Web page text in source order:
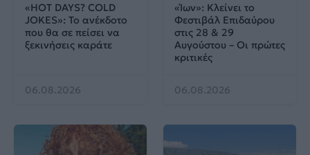
«HOT DAYS? COLD
JOKES»: Το ανέκδοτο
που θα σε πείσει να
ξεκινήσεις καράτε
06.08.2026
«Ίων»: Κλείνει το
Φεστιβάλ Επιδαύρου
στις 28 & 29
Αυγούστου – Οι πρώτες
κριτικές
06.08.2026